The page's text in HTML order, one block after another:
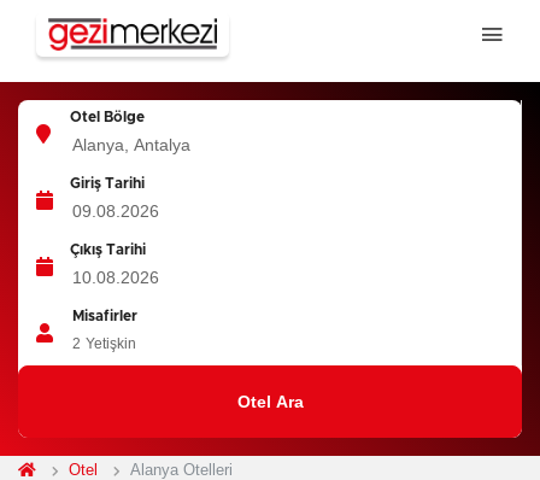
Otel Bölge
Giriş Tarihi
Çıkış Tarihi
Misafirler
2 Yetişkin
Otel Ara
Otel Alanya Otelleri